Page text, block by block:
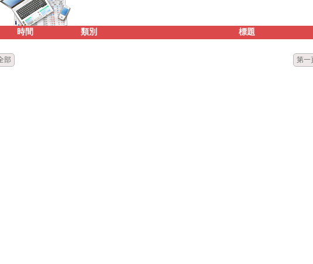
時間 類別 標題
部 第一